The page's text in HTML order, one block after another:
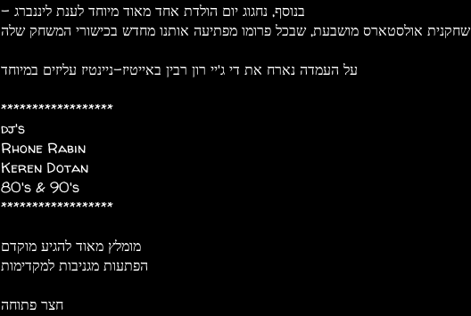
- בנוסף, נחגוג יום הולדת אחד מאוד מיוחד לענת ליננברג
שחקנית אולסטארס מושבעת, שבכל פרומו מפתיעה אותנו מחדש בכישורי המשחק שלה
על העמדה נארח את די ג'יי רון רבין באייטיז-ניינטיז עליזים במיוחד
******************
dj's
Rhone Rabin
Keren Dotan
80's & 90's
******************
מומלץ מאוד להגיע מוקדם
הפתעות מגניבות למקדימות
חצר פתוחה